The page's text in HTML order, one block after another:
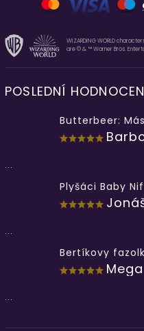
WIZARDING WORLD
are © & ™ Warner Bros.
POSLEDNÍ
Butterbeer:
...
Plyšáci Baby
...
Bertíkovy
Mega
...